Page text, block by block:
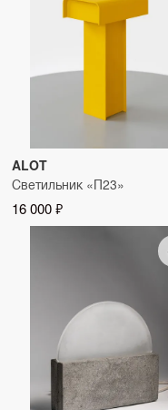
ALOT
Светильник «П23»
16 000 ₽